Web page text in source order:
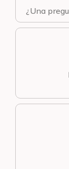
¿Una